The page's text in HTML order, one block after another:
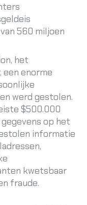
560 miljoen
het
enorme
werd gestolen.
$500.000
op het
informatie
kwetsbaar
fraude.